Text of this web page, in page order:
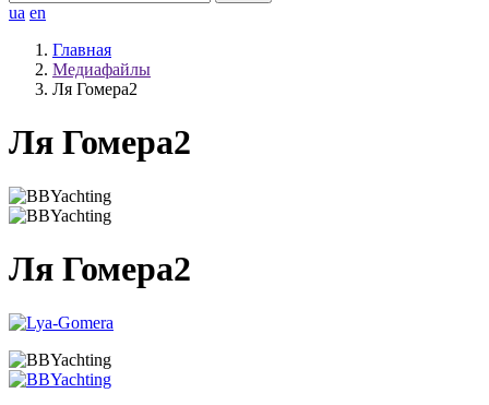
ua en
Главная
Медиафайлы
Ля Гомера2
Ля Гомера2
Ля Гомера2